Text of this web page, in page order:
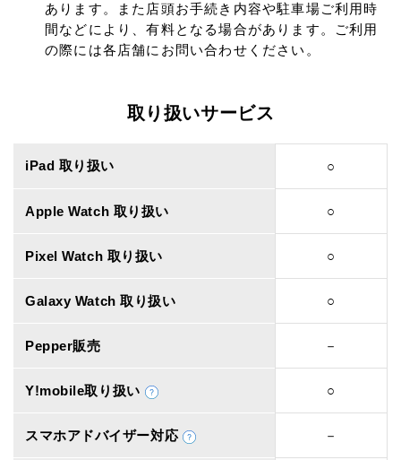
あります。また店頭お手続き内容や駐車場ご利用時
間などにより、有料となる場合があります。ご利用
の際には各店舗にお問い合わせください。
取り扱いサービス
iPad 取り扱い ○
Apple Watch 取り扱い ○
Pixel Watch 取り扱い ○
Galaxy Watch 取り扱い ○
Pepper販売 －
Y!mobile取り扱い ○
スマホアドバイザー対応 －